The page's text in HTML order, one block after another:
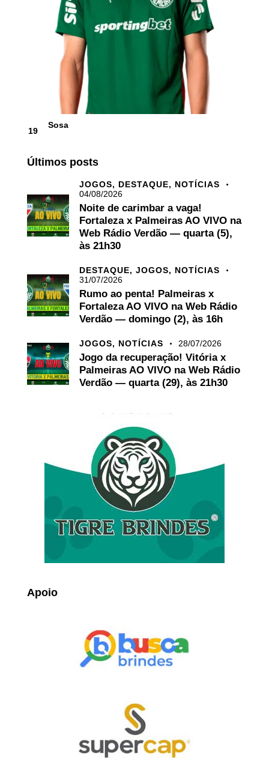
19
Sosa
Últimos posts
JOGOS, DESTAQUE, NOTÍCIAS
04/08/2026
Noite de carimbar a vaga!
Fortaleza x Palmeiras AO VIVO na
Web Rádio Verdão — quarta (5),
às 21h30
DESTAQUE, JOGOS, NOTÍCIAS
31/07/2026
Rumo ao penta! Palmeiras x
Fortaleza AO VIVO na Web Rádio
Verdão — domingo (2), às 16h
JOGOS, NOTÍCIAS 28/07/2026
Jogo da recuperação! Vitória x
Palmeiras AO VIVO na Web Rádio
Verdão — quarta (29), às 21h30
Apoio